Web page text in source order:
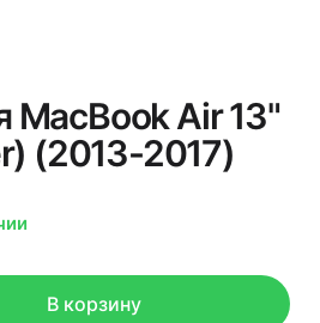
MacBook Air 13"
(2013-2017)
В корзину